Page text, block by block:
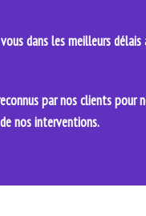
dans les meilleurs délais
par nos clients pour
nos interventions.